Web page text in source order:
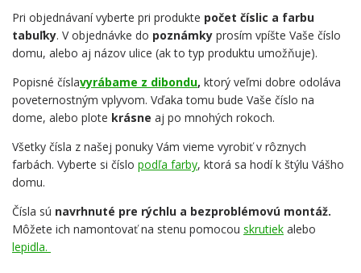
Pri objednávaní vyberte pri produkte počet číslic a farbu
tabuľky. V objednávke do poznámky prosím vpíšte Vaše číslo
domu, alebo aj názov ulice (ak to typ produktu umožňuje).
Popisné číslavyrábame z dibondu, ktorý veľmi dobre odoláva
poveternostným vplyvom. Vďaka tomu bude Vaše číslo na
dome, alebo plote krásne aj po mnohých rokoch.
Všetky čísla z našej ponuky Vám vieme vyrobiť v rôznych
farbách. Vyberte si číslo podľa farby, ktorá sa hodí k štýlu Vášho
domu.
Čísla sú navrhnuté pre rýchlu a bezproblémovú montáž.
Môžete ich namontovať na stenu pomocou skrutiek alebo
lepidla.